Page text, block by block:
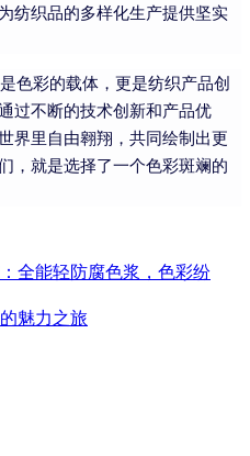
纺织品的多样化生产提供坚实
色彩的载体，更是纺织产品创
过不断的技术创新和产品优
界里自由翱翔，共同绘制出更
，就是选择了一个色彩斑斓的
全能轻防腐色浆，色彩纷
魅力之旅